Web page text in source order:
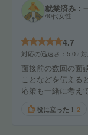
就業済み：
40代女性
4.7
対応の迅速さ 5.0
面接前の数回の面
ことなどを伝える
応策も一緒に考え
役に立った！ 2